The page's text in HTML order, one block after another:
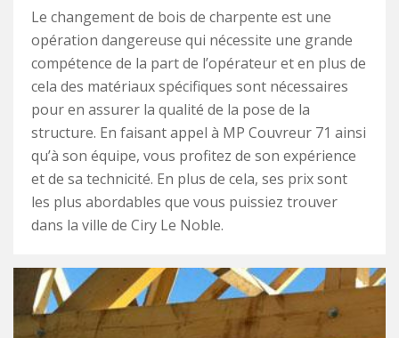
Le changement de bois de charpente est une
opération dangereuse qui nécessite une grande
compétence de la part de l’opérateur et en plus de
cela des matériaux spécifiques sont nécessaires
pour en assurer la qualité de la pose de la
structure. En faisant appel à MP Couvreur 71 ainsi
qu’à son équipe, vous profitez de son expérience
et de sa technicité. En plus de cela, ses prix sont
les plus abordables que vous puissiez trouver
dans la ville de Ciry Le Noble.